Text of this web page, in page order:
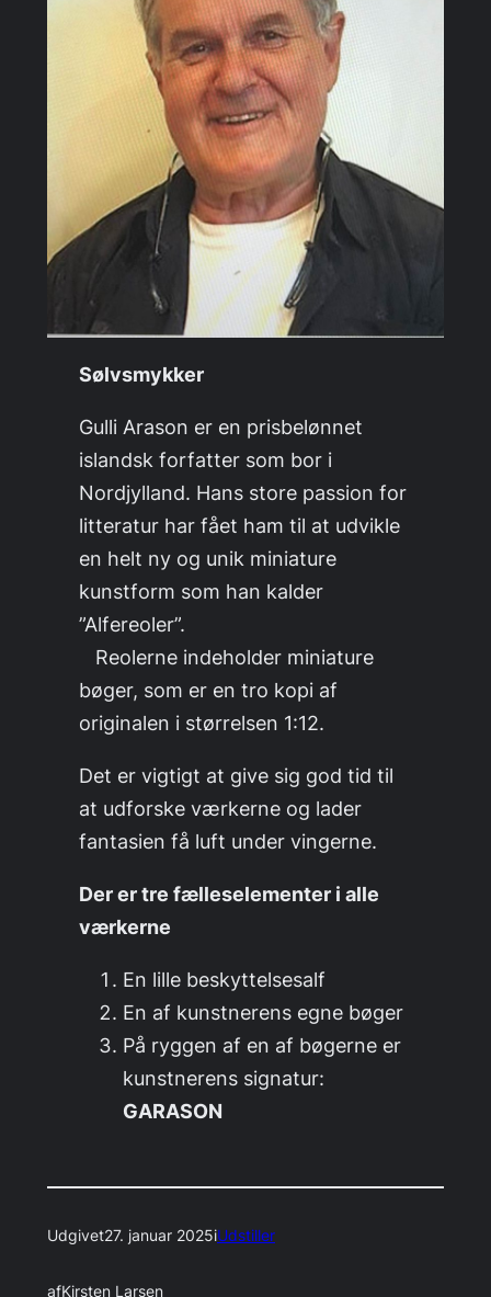
Sølvsmykker
Gulli Arason er en prisbelønnet
islandsk forfatter som bor i
Nordjylland. Hans store passion for
litteratur har fået ham til at udvikle
en helt ny og unik miniature
kunstform som han kalder
”Alfereoler”.
Reolerne indeholder miniature
bøger, som er en tro kopi af
originalen i størrelsen 1:12.
Det er vigtigt at give sig god tid til
at udforske værkerne og lader
fantasien få luft under vingerne.
Der er tre fælleselementer i alle
værkerne
En lille beskyttelsesalf
En af kunstnerens egne bøger
På ryggen af en af bøgerne er
kunstnerens signatur:
GARASON
Udgivet27. januar 2025iUdstiller
afKirsten Larsen